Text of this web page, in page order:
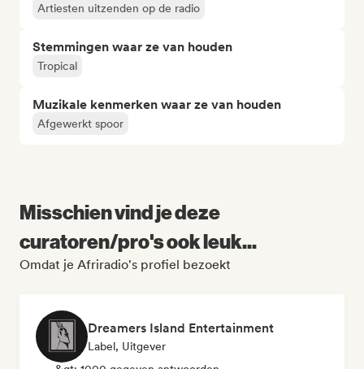
Artiesten uitzenden op de radio
Stemmingen waar ze van houden
Tropical
Muzikale kenmerken waar ze van houden
Afgewerkt spoor
Misschien vind je deze
curatoren/pro's ook leuk...
Omdat je Afriradio's profiel bezoekt
Dreamers Island Entertainment
Label, Uitgever